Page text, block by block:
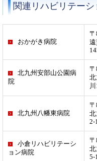
関連リハビリテー
おかがき病院
〒
北九州安部山公園病
院
〒
北九州八幡東病院
〒
2-
小倉リハビリテーシ
ョン病院
〒
5-1